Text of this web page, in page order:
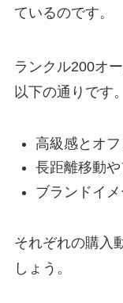
ているのです。
ランクル200オ
以下の通りです。
高級感とオ
長距離移動
ブランドイ
それぞれの購入
しょう。